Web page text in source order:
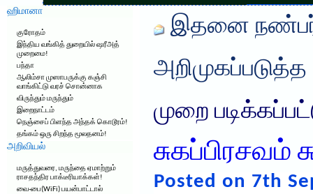
ஹிமானா
குரோதம்
இந்திய வங்கித் துறையில் ஷரீஅத்
முறைமை!
பந்தா
ஆலிம்சா முஸாபருக்கு கஞ்சி
வாங்கிட்டு வரச் சொன்னாக
விருந்தும் மருந்தும்
இறைநாட்டம்
நெஞ்சைப் பிளந்த அந்தக் கொடூரம்!
தங்கம் ஒரு சிறந்த மூலதனம்!
அறிவியல்
மருத்துவரை, மருந்தை ஏமாற்றும்
ராசதந்திர பாக்டீரியாக்கள்!
வை-பை(WiFi) பயன்பாட்டால்
இதனை
அறிமுகப்படுத்த
முறை
சுகப்பிரசவம்
Posted on 7th